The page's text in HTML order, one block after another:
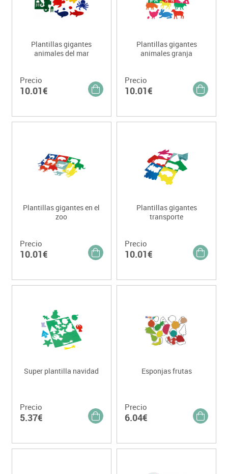
Plantillas gigantes
animales del mar
Precio
10.01€
Plantillas gigantes
animales granja
Precio
10.01€
Plantillas gigantes en el
zoo
Precio
10.01€
Plantillas gigantes
transporte
Precio
10.01€
Super plantilla navidad
Precio
5.37€
Esponjas frutas
Precio
6.04€